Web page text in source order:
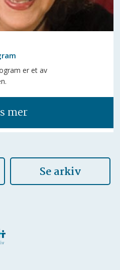
er et av
mer
Se arkiv